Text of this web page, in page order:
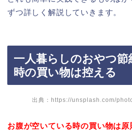
ずつ詳しく解説していきます。
一人暮らしのおやつ
時の買い物は控える
出典： https://unsplash.com/
お腹が空いている時の買い物は原